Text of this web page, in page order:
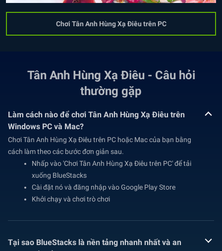
Chơi Tân Anh Hùng Xạ Điêu trên PC
Tân Anh Hùng Xạ Điêu - Câu hỏi
thường gặp
Làm cách nào để chơi Tân Anh Hùng Xạ Điêu trên
Windows PC và Mac?
Chơi Tân Anh Hùng Xạ Điêu trên PC hoặc Mac của bạn bằng
cách làm theo các bước đơn giản sau.
Nhấp vào 'Chơi Tân Anh Hùng Xạ Điêu trên PC' để tải
xuống BlueStacks
Cài đặt nó và đăng nhập vào Google Play Store
Khởi chạy và chơi trò chơi
Tại sao BlueStacks là nền tảng nhanh nhất và an